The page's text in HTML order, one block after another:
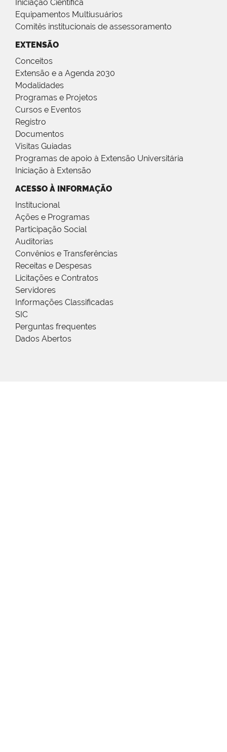
Iniciação Científica
Equipamentos Multiusuários
Comitês institucionais de assessoramento
EXTENSÃO
Conceitos
Extensão e a Agenda 2030
Modalidades
Programas e Projetos
Cursos e Eventos
Registro
Documentos
Visitas Guiadas
Programas de apoio à Extensão Universitária
Iniciação à Extensão
ACESSO À INFORMAÇÃO
Institucional
Ações e Programas
Participação Social
Auditorias
Convênios e Transferências
Receitas e Despesas
Licitações e Contratos
Servidores
Informações Classificadas
SIC
Perguntas frequentes
Dados Abertos